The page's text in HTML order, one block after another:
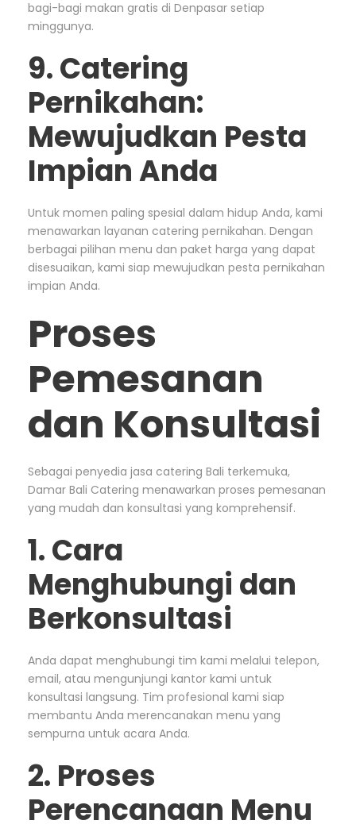
bagi-bagi makan gratis di Denpasar setiap
minggunya.
9. Catering
Pernikahan:
Mewujudkan Pesta
Impian Anda
Untuk momen paling spesial dalam hidup Anda, kami
menawarkan layanan catering pernikahan. Dengan
berbagai pilihan menu dan paket harga yang dapat
disesuaikan, kami siap mewujudkan pesta pernikahan
impian Anda.
Proses
Pemesanan
dan Konsultasi
Sebagai penyedia jasa catering Bali terkemuka,
Damar Bali Catering menawarkan proses pemesanan
yang mudah dan konsultasi yang komprehensif.
1. Cara
Menghubungi dan
Berkonsultasi
Anda dapat menghubungi tim kami melalui telepon,
email, atau mengunjungi kantor kami untuk
konsultasi langsung. Tim profesional kami siap
membantu Anda merencanakan menu yang
sempurna untuk acara Anda.
2. Proses
Perencanaan Menu